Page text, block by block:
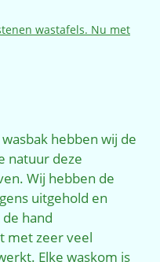
wastafels. Nu met
hebben wij de
natuur deze
Wij hebben de
uitgehold en
hand
met zeer veel
Elke waskom is